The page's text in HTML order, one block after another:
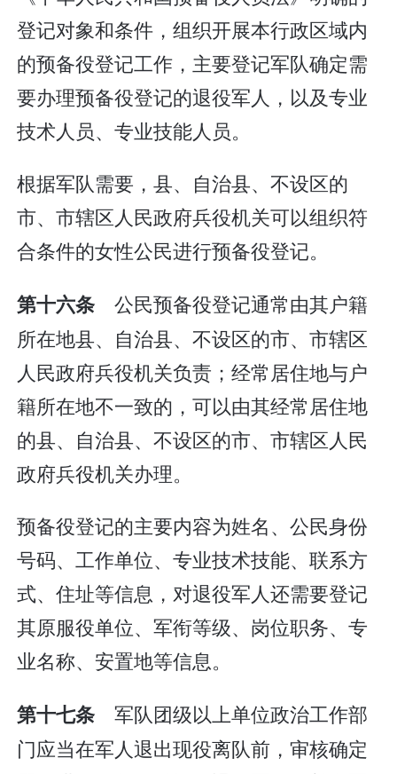
登记对象和条件，组织开展本行政区域内
的预备役登记工作，主要登记军队确定需
要办理预备役登记的退役军人，以及专业
技术人员、专业技能人员。
根据军队需要，县、自治县、不设区的
市、市辖区人民政府兵役机关可以组织符
合条件的女性公民进行预备役登记。
第十六条公民预备役登记通常由其户籍
所在地县、自治县、不设区的市、市辖区
人民政府兵役机关负责；经常居住地与户
籍所在地不一致的，可以由其经常居住地
的县、自治县、不设区的市、市辖区人民
政府兵役机关办理。
预备役登记的主要内容为姓名、公民身份
号码、工作单位、专业技术技能、联系方
式、住址等信息，对退役军人还需要登记
其原服役单位、军衔等级、岗位职务、专
业名称、安置地等信息。
第十七条军队团级以上单位政治工作部
门应当在军人退出现役离队前，审核确定